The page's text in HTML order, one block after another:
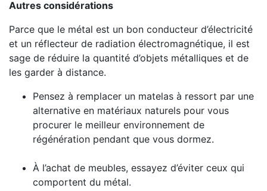
Autres considérations
Parce que le métal est un bon conducteur d’électricité
et un réflecteur de radiation électromagnétique, il est
sage de réduire la quantité d’objets métalliques et de
les garder à distance.
Pensez à remplacer un matelas à ressort par une
alternative en matériaux naturels pour vous
procurer le meilleur environnement de
régénération pendant que vous dormez.
À l’achat de meubles, essayez d’éviter ceux qui
comportent du métal.